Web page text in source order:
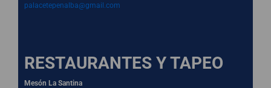
palacetepenalba@gmail.com
RESTAURANTES Y TAPEO
Mesón La Santina